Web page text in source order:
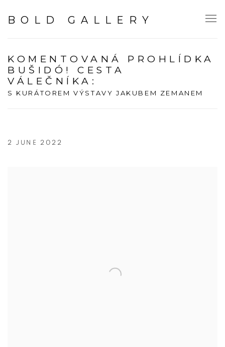
BOLD GALLERY
KOMENTOVANÁ PROHLÍDKA
BUŠIDÓ! CESTA
VÁLEČNÍKA :
S KURÁTOREM VÝSTAVY JAKUBEM ZEMANEM
2 JUNE 2022